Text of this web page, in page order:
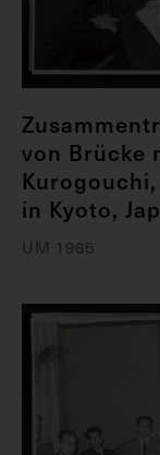
von Brücke
in Kyoto,
UM 1965